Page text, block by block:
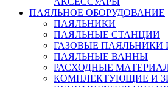
ПАЯЛЬНОЕ ОБОРУДОВАНИЕ
ПАЯЛЬНИКИ
ПАЯЛЬНЫЕ СТАНЦИИ
ГАЗОВЫЕ ПАЯЛЬНИКИ
ПАЯЛЬНЫЕ ВАННЫ
РАСХОДНЫЕ
КОМПЛЕКТУЮЩИЕ И